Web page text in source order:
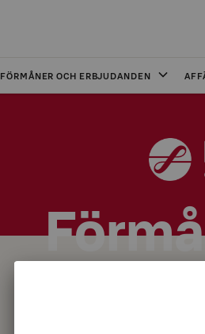
FÖRMÅNER OCH ERBJUDANDEN